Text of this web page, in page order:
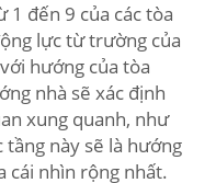
1 đến 9 của các tòa
lực từ trường của
hướng của tòa
nhà sẽ xác định
xung quanh, như
tầng này sẽ là hướng
cái nhìn rộng nhất.